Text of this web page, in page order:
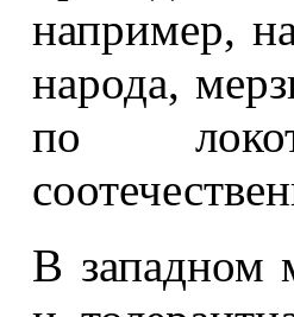
например,
народа,
по
В западном